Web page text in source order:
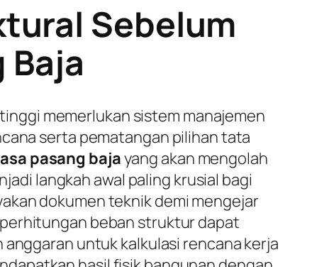
Sebelum
Baja
memerlukan sistem manajemen
serta pematangan pilihan tata
pasang bajayang akan mengolah
langkah awal paling krusial bagi
dokumen teknik demi mengejar
beban struktur dapat
untuk kalkulasi rencana kerja